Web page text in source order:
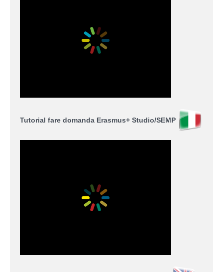
Tutorial fare domanda Erasmus+ Studio/SEMP